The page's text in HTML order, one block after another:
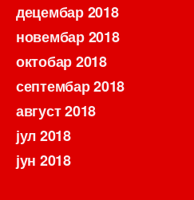
децембар 2018
новембар 2018
октобар 2018
септембар 2018
август 2018
јул 2018
јун 2018